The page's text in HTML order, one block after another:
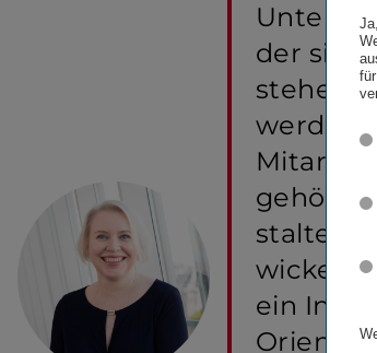
der
stehen
werden
gehört
stalten
wickeln.
ein